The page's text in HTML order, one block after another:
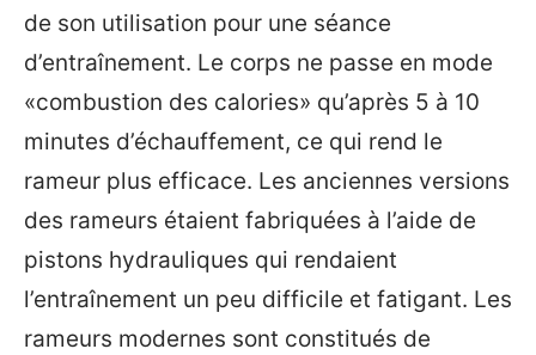
de son utilisation pour une séance
d’entraînement. Le corps ne passe en mode
«combustion des calories» qu’après 5 à 10
minutes d’échauffement, ce qui rend le
rameur plus efficace. Les anciennes versions
des rameurs étaient fabriquées à l’aide de
pistons hydrauliques qui rendaient
l’entraînement un peu difficile et fatigant. Les
rameurs modernes sont constitués de